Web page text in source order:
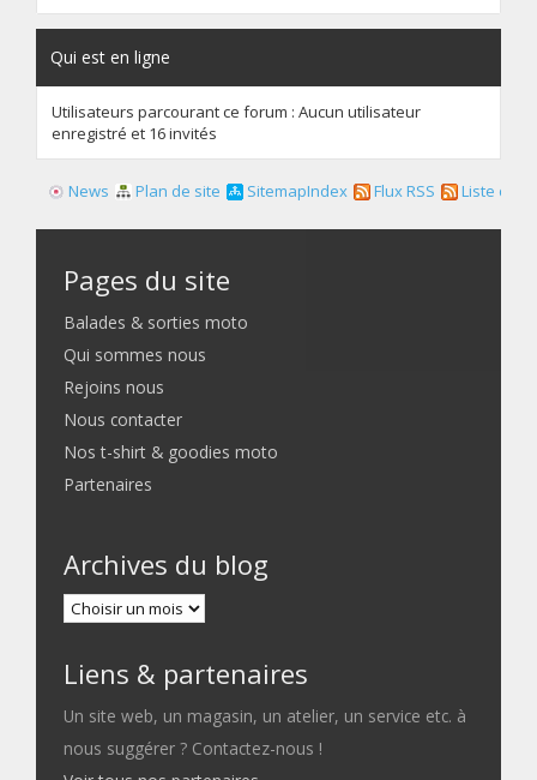
Qui est en ligne
Utilisateurs parcourant ce forum : Aucun utilisateur
enregistré et 16 invités
News Plan de site SitemapIndex Flux RSS Liste des
Pages du site
Balades & sorties moto
Qui sommes nous
Rejoins nous
Nous contacter
Nos t-shirt & goodies moto
Partenaires
Archives du blog
Liens & partenaires
Un site web, un magasin, un atelier, un service etc. à
nous suggérer ? Contactez-nous !